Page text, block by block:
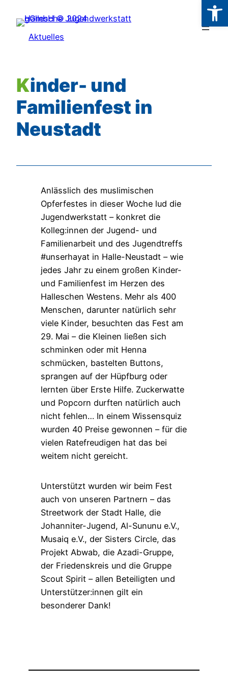
Zum
Aktuelles
Kinder- und
Familienfest in
Neustadt
Anlässlich des muslimischen
Opferfestes in dieser Woche lud die
Jugendwerkstatt – konkret die
Kolleg:innen der Jugend- und
Familienarbeit und des Jugendtreffs
#unserhayat in Halle-Neustadt – wie
jedes Jahr zu einem großen Kinder-
und Familienfest im Herzen des
Halleschen Westens. Mehr als 400
Menschen, darunter natürlich sehr
viele Kinder, besuchten das Fest am
29. Mai – die Kleinen ließen sich
schminken oder mit Henna
schmücken, bastelten Buttons,
sprangen auf der Hüpfburg oder
lernten über Erste Hilfe. Zuckerwatte
und Popcorn durften natürlich auch
nicht fehlen… In einem Wissensquiz
wurden 40 Preise gewonnen – für die
vielen Ratefreudigen hat das bei
weitem nicht gereicht.
Unterstützt wurden wir beim Fest
auch von unseren Partnern – das
Streetwork der Stadt Halle, die
Johanniter-Jugend, Al-Sununu e.V.,
Musaiq e.V., der Sisters Circle, das
Projekt Abwab, die Azadi-Gruppe,
der Friedenskreis und die Gruppe
Scout Spirit – allen Beteiligten und
Unterstützer:innen gilt ein
besonderer Dank!